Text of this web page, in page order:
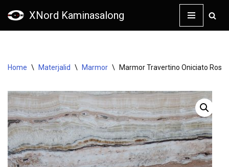
XNord Kaminasalong
Home \ Materjalid \ Marmor \ Marmor Travertino Oniciato Rosa